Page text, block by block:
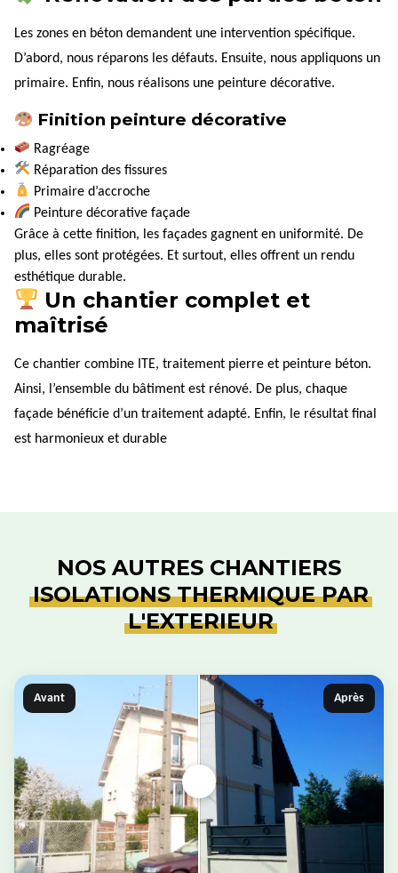
Les zones en béton demandent une intervention spécifique.
D’abord, nous réparons les défauts. Ensuite, nous appliquons un
primaire. Enfin, nous réalisons une peinture décorative.
Finition peinture décorative
Ragréage
Réparation des fissures
Primaire d’accroche
Peinture décorative façade
Grâce à cette finition, les façades gagnent en uniformité. De
plus, elles sont protégées. Et surtout, elles offrent un rendu
esthétique durable.
Un chantier complet et
maîtrisé
Ce chantier combine ITE, traitement pierre et peinture béton.
Ainsi, l’ensemble du bâtiment est rénové. De plus, chaque
façade bénéficie d’un traitement adapté. Enfin, le résultat final
est harmonieux et durable
NOS AUTRES CHANTIERS
ISOLATIONS THERMIQUE PAR
L'EXTERIEUR
Avant Après